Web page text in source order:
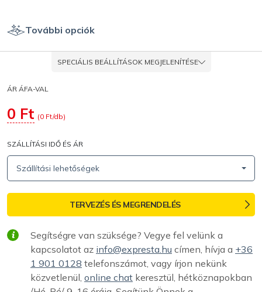
További opciók
SPECIÁLIS BEÁLLÍTÁSOK MEGJELENÍTÉSE
ÁR ÁFA-VAL
0 Ft (0 Ft/db)
Segítségre van szüksége? Vegye fel velünk a
kapcsolatot az info@expresta.hu címen, hívja a +36
1 901 0128 telefonszámot, vagy írjon nekünk
közvetlenül, online chat keresztül, hétköznapokban
SZÁLLÍTÁSI IDŐ ÉS ÁR
Szállítási lehetőségek
TERVEZÉS ÉS MEGRENDELÉS